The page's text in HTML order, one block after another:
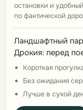
остановки и
по фактической
Ландшафтный
Дрокия: перед
Короткая
Без ожидания
Лучше в сухой